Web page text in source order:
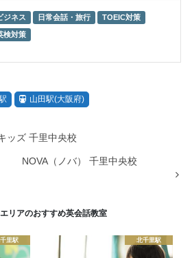
ジネス 日常会話・旅行 TOEIC対策
検対策
山田駅(大阪府)
ッズ 千里中央校
NOVA（ノバ） 千里中央校
リアのおすすめ英会話教室
里駅 北千里駅